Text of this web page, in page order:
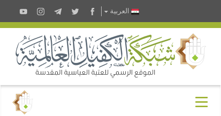
العربية